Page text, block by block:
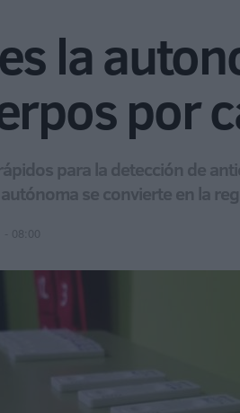
la
por
para la detección de
se convierte en la
08:00